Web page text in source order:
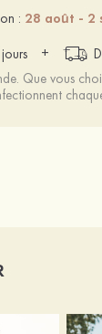
: 28 août - 2
+
Que vous